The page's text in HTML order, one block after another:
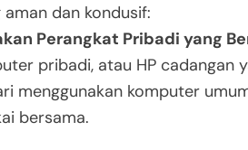
dan kondusif:
Perangkat Pribadi yang
pribadi, atau HP cadangan
menggunakan komputer
bersama.